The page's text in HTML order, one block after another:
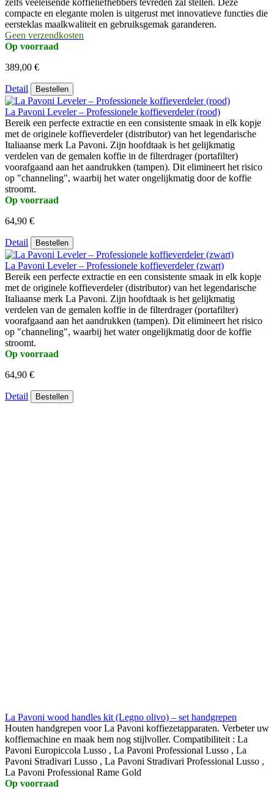
compacte en elegante molen is uitgerust met innovatieve functies die
eersteklas maalkwaliteit en gebruiksgemak garanderen.
Geen verzendkosten
Op voorraad
389,00 €
Detail Bestellen
La Pavoni Leveler – Professionele koffieverdeler (rood)
Bereik een perfecte extractie en een consistente smaak in elk kopje
met de originele koffieverdeler (distributor) van het legendarische
Italiaanse merk La Pavoni. Zijn hoofdtaak is het gelijkmatig
verdelen van de gemalen koffie in de filterdrager (portafilter)
voorafgaand aan het aandrukken (tampen). Dit elimineert het risico
op "channeling", waarbij het water ongelijkmatig door de koffie
stroomt.
Op voorraad
64,90 €
Detail Bestellen
La Pavoni Leveler – Professionele koffieverdeler (zwart)
Bereik een perfecte extractie en een consistente smaak in elk kopje
met de originele koffieverdeler (distributor) van het legendarische
Italiaanse merk La Pavoni. Zijn hoofdtaak is het gelijkmatig
verdelen van de gemalen koffie in de filterdrager (portafilter)
voorafgaand aan het aandrukken (tampen). Dit elimineert het risico
op "channeling", waarbij het water ongelijkmatig door de koffie
stroomt.
Op voorraad
64,90 €
Detail Bestellen
La Pavoni wood handles kit (Legno olivo) – set handgrepen
Houten handgrepen voor La Pavoni koffiezetapparaten. Verbeter uw
koffiemachine en maak hem nog stijlvoller. Compatibiliteit : La
Pavoni Europiccola Lusso , La Pavoni Professional Lusso , La
Pavoni Stradivari Lusso , La Pavoni Stradivari Professional Lusso ,
La Pavoni Professional Rame Gold
Op voorraad